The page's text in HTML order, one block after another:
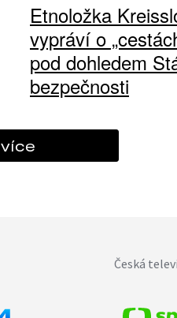
Etnoložka
vypráví o
pod dohledem
bezpečnosti
více
Česká